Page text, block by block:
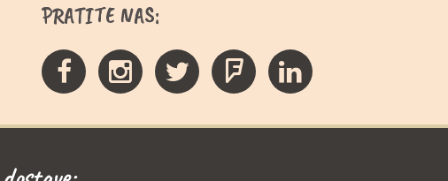
PRATITE NAS: